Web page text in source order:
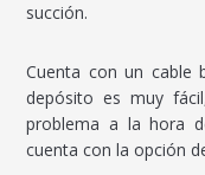
succión.
Cuenta con un cable
depósito es muy
problema a la hora
cuenta con la opción